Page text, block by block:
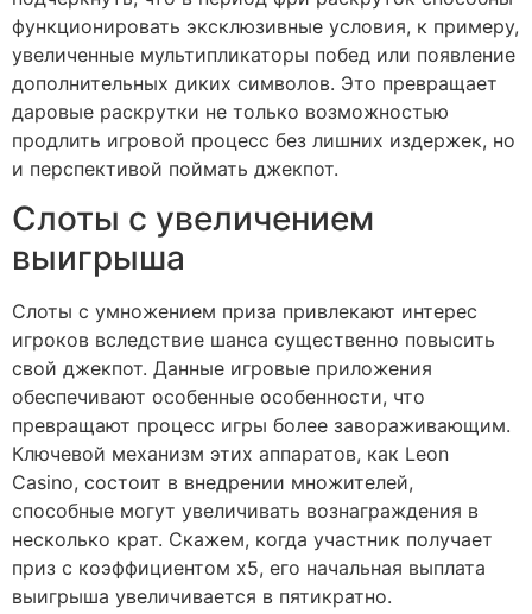
функционировать эксклюзивные условия, к примеру,
увеличенные мультипликаторы побед или появление
дополнительных диких символов. Это превращает
даровые раскрутки не только возможностью
продлить игровой процесс без лишних издержек, но
и перспективой поймать джекпот.
Слоты с увеличением
выигрыша
Слоты с умножением приза привлекают интерес
игроков вследствие шанса существенно повысить
свой джекпот. Данные игровые приложения
обеспечивают особенные особенности, что
превращают процесс игры более завораживающим.
Ключевой механизм этих аппаратов, как Leon
Casino, состоит в внедрении множителей,
способные могут увеличивать вознаграждения в
несколько крат. Скажем, когда участник получает
приз с коэффициентом x5, его начальная выплата
выигрыша увеличивается в пятикратно.